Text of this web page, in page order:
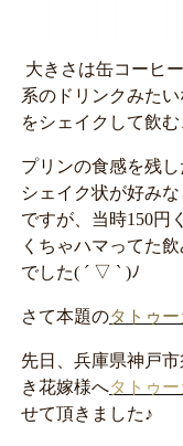
大きさは缶コーヒ
系のドリンクみた
をシェイクして飲
プリンの食感を残
シェイク状が好み
ですが、当時150円
くちゃハマってた
でした( ´ ▽ ` )ﾉ
さて本題のタトゥー
先日、兵庫県神戸
き花嫁様へタトゥー
せて頂きました♪